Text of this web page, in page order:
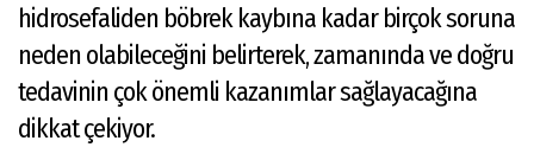
hidrosefaliden böbrek kaybına kadar birçok soruna
neden olabileceğini belirterek, zamanında ve doğru
tedavinin çok önemli kazanımlar sağlayacağına
dikkat çekiyor.